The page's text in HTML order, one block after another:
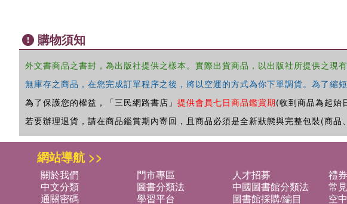
購物須知
外文書商品之書封，為出版社提供之樣本。實際出貨商品，以出版社所提供之現
無庫存之商品，在您完成訂單程序之後，將以空運的方式為你下單調貨。為了縮
為了保護您的權益，「三民網路書店」 提供會員七日商品鑑賞期(收到商品為起始
若要辦理退貨，請在商品鑑賞期內寄回，且商品必須是全新狀態與完整包裝(商品
網站導航 >>
關於我們 門市專區 人才招募 禮
中文分類
圖書分類法 中國圖書館分類法 常
通關密碼
學習平台 圖書館採購/編目 空